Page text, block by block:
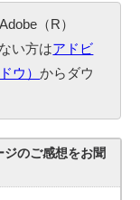
（R）
い方はアドビ
ウ）からダウ
のご感想をお聞